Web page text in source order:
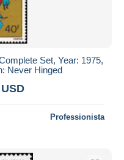
Set, Year: 1975,
Never Hinged
Professionista